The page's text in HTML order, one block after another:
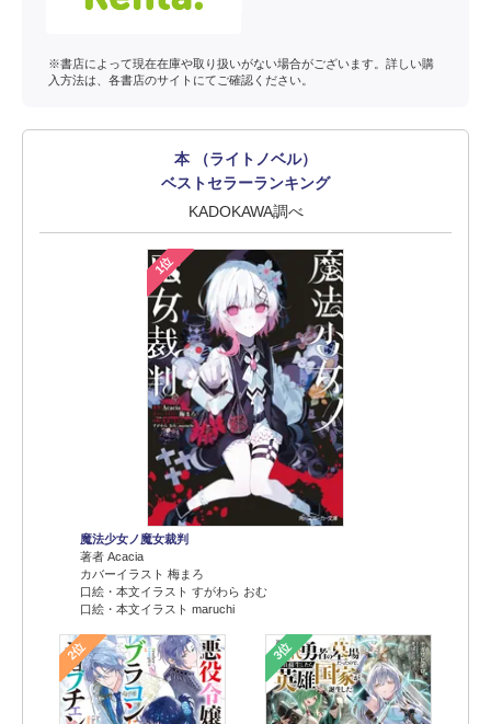
※書店によって現在在庫や取り扱いがない場合がございます。詳しい購
入方法は、各書店のサイトにてご確認ください。
本 （ライトノベル）
ベストセラーランキング
KADOKAWA調べ
1位
魔法少女ノ魔女裁判
著者 Acacia
カバーイラスト 梅まろ
口絵・本文イラスト すがわら おむ
口絵・本文イラスト maruchi
2位 3位